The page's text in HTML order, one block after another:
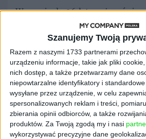
Szanujemy Twoją
Razem z naszymi 1733 partnerami
urządzeniu informacje, takie jak pliki
nich dostęp, a także przetwarzamy dane
niepowtarzalne identyfikatory i
wysyłane przez urządzenie, w celu
spersonalizowanych reklam i treści,
zbierania opinii odbiorców, a także
produktów. Za Twoją zgodą my i nasi
wykorzystywać precyzyjne dane
W grupie do 26 lat mężczyźni
średnio 23,43 zł za godzinę, a
W przedziale 27-30 lat różnica
za godzinę na korzyść kobiet.
Różnice w miesięcznych
wynikają z czynników
dyskryminacji płacowej. Iwona
dyrektor regionu w Grupie
— Panowie częściej pracują w